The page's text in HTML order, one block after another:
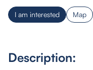
I am interested Map
Description: